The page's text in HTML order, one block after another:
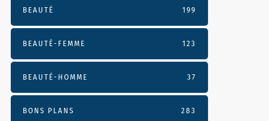
BEAUTÉ 199
BEAUTÉ-FEMME 123
BEAUTÉ-HOMME 37
BONS PLANS 283